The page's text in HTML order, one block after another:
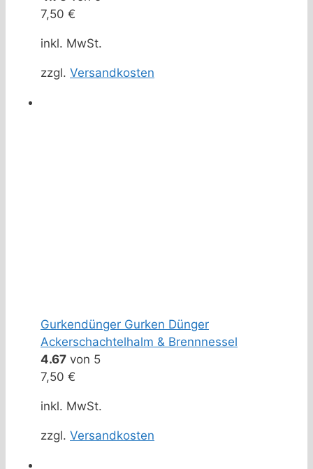
7,50 €
inkl. MwSt.
zzgl. Versandkosten
Gurkendünger Gurken Dünger
Ackerschachtelhalm & Brennnessel
4.67 von 5
7,50 €
inkl. MwSt.
zzgl. Versandkosten